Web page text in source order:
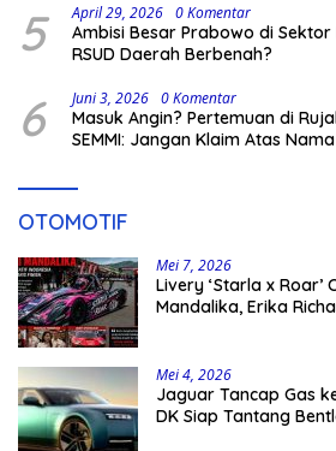
5 April 29, 2026 0 Komentar
Ambisi Besar Prabowo di
RSUD Daerah Berbenah?
6 Juni 3, 2026 0 Komentar
Masuk Angin? Pertemuan di
SEMMI: Jangan Klaim Atas
OTOMOTIF
Mei 7, 2026
Livery ‘Starla x Roar’
Mandalika, Erika
Mei 4, 2026
Jaguar Tancap Gas
DK Siap Tantang